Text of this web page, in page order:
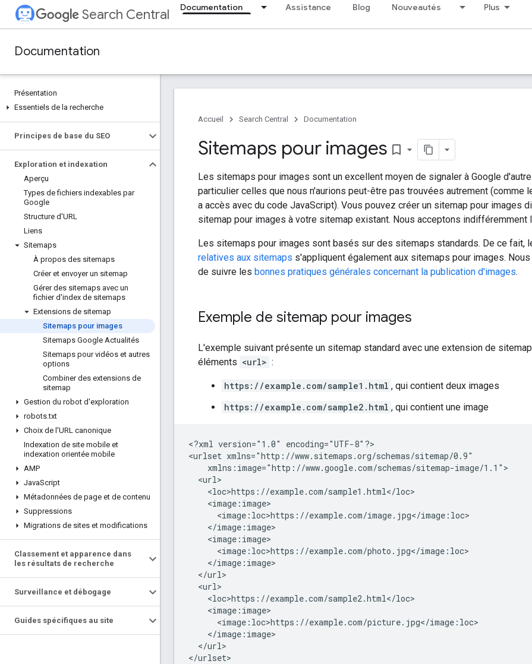
Search Central Documentation Assistance Blog Nouveautés Plus
Documentation
Présentation
Essentiels de la recherche
Principes de base du SEO
Exploration et indexation
Aperçu
Types de fichiers indexables par
Google
Structure d'URL
Liens
Sitemaps
À propos des sitemaps
Créer et envoyer un sitemap
Gérer des sitemaps avec un
fichier d'index de sitemaps
Extensions de sitemap
Sitemaps pour images
Sitemaps Google Actualités
Sitemaps pour vidéos et autres
options
Combiner des extensions de
sitemap
Gestion du robot d'exploration
robots.txt
Choix de l'URL canonique
Indexation de site mobile et
indexation orientée mobile
AMP
JavaScript
Métadonnées de page et de contenu
Suppressions
Migrations de sites et modifications
Classement et apparence dans
les résultats de recherche
Surveillance et débogage
Guides spécifiques au site
Accueil Search Central Documentation
Sitemaps pour images bookmark_border
Les sitemaps pour images sont un excellent moyen de signaler à Google
particulier celles que nous n'aurions peut-être pas trouvées autrement (comme
a accès avec du code JavaScript). Vous pouvez créer un sitemap pour images
sitemap pour images à votre sitemap existant. Nous acceptons indifféremment
Les sitemaps pour images sont basés sur des sitemaps standards. De ce fait,
relatives aux sitemaps s'appliquent également aux sitemaps pour images.
de suivre les bonnes pratiques générales concernant la publication d'images.
Exemple de sitemap pour images
L'exemple suivant présente un sitemap standard avec une extension de
éléments <url> :
https://example.com/sample1.html , qui contient deux images
https://example.com/sample2.html , qui contient une image
<?xml version="1.0" encoding="UTF-8"?>
<urlset xmlns="http://www.sitemaps.org/schemas/sitemap/0.9"
    xmlns:image="http://www.google.com/schemas/sitemap-image/1.1">
  <url>
    <loc>https://example.com/sample1.html</loc>
    <image:image>
      <image:loc>https://example.com/image.jpg</image:loc>
    </image:image>
    <image:image>
      <image:loc>https://example.com/photo.jpg</image:loc>
    </image:image>
  </url>
  <url>
    <loc>https://example.com/sample2.html</loc>
    <image:image>
      <image:loc>https://example.com/picture.jpg</image:loc>
    </image:image>
  </url>
</urlset>